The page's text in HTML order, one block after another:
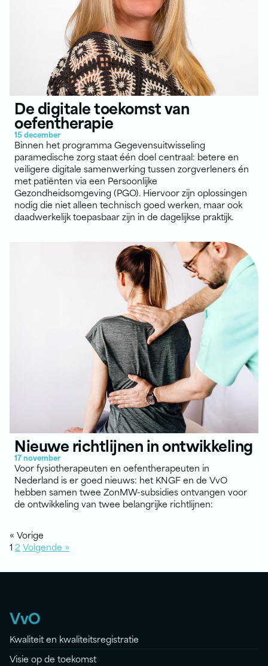
De digitale toekomst van
oefentherapie
15 december
Binnen het programma Gegevensuitwisseling
paramedische zorg staat één doel centraal: betere en
veiligere digitale samenwerking tussen zorgverleners én
met patiënten via een Persoonlijke
Gezondheidsomgeving (PGO). Hiervoor zijn oplossingen
nodig die niet alleen technisch goed werken, maar ook
daadwerkelijk toepasbaar zijn in de dagelijkse praktijk.
Nieuwe richtlijnen in ontwikkeling
17 november
Voor fysiotherapeuten en oefentherapeuten in
Nederland is er goed nieuws: het KNGF en de VvO
hebben samen twee ZonMW-subsidies ontvangen voor
de ontwikkeling van twee belangrijke richtlijnen:
« Vorige
1 2 Volgende »
VvO
Kwaliteit en kwaliteitsregistratie
Visie op de toekomst